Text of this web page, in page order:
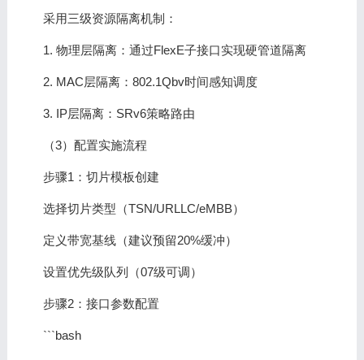
采用三级资源隔离机制：
1. 物理层隔离：通过FlexE子接口实现硬管道隔离
2. MAC层隔离：802.1Qbv时间感知调度
3. IP层隔离：SRv6策略路由
（3）配置实施流程
步骤1：切片模板创建
选择切片类型（TSN/URLLC/eMBB）
定义带宽基线（建议预留20%缓冲）
设置优先级队列（07级可调）
步骤2：接口参数配置
```bash